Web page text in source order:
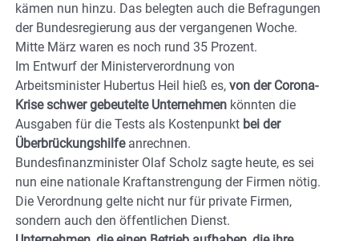
kämen nun hinzu. Das belegten auch die Befragungen
der Bundesregierung aus der vergangenen Woche.
Mitte März waren es noch rund 35 Prozent.
Im Entwurf der Ministerverordnung von
Arbeitsminister Hubertus Heil hieß es, von der Corona-
Krise schwer gebeutelte Unternehmen könnten die
Ausgaben für die Tests als Kostenpunkt bei der
Überbrückungshilfeanrechnen.
Bundesfinanzminister Olaf Scholz sagte heute, es sei
nun eine nationale Kraftanstrengung der Firmen nötig.
Die Verordnung gelte nicht nur für private Firmen,
sondern auch den öffentlichen Dienst.